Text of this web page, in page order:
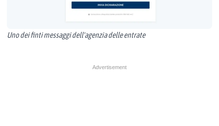
Uno dei finti messaggi dell'agenzia delle entrate